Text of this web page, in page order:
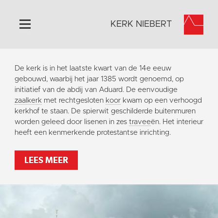
Home
Algemeen
Historie
Omgeving
Activiteiten
Contact
KERK NIEBERT
De kerk is in het laatste kwart van de 14e eeuw
gebouwd, waarbij het jaar 1385 wordt genoemd, op
initiatief van de abdij van Aduard. De eenvoudige
zaalkerk met rechtgesloten koor kwam op een verhoogd
kerkhof te staan. De spierwit geschilderde buitenmuren
worden geleed door lisenen in zes traveeën. Het interieur
heeft een kenmerkende protestantse inrichting.
LEES MEER